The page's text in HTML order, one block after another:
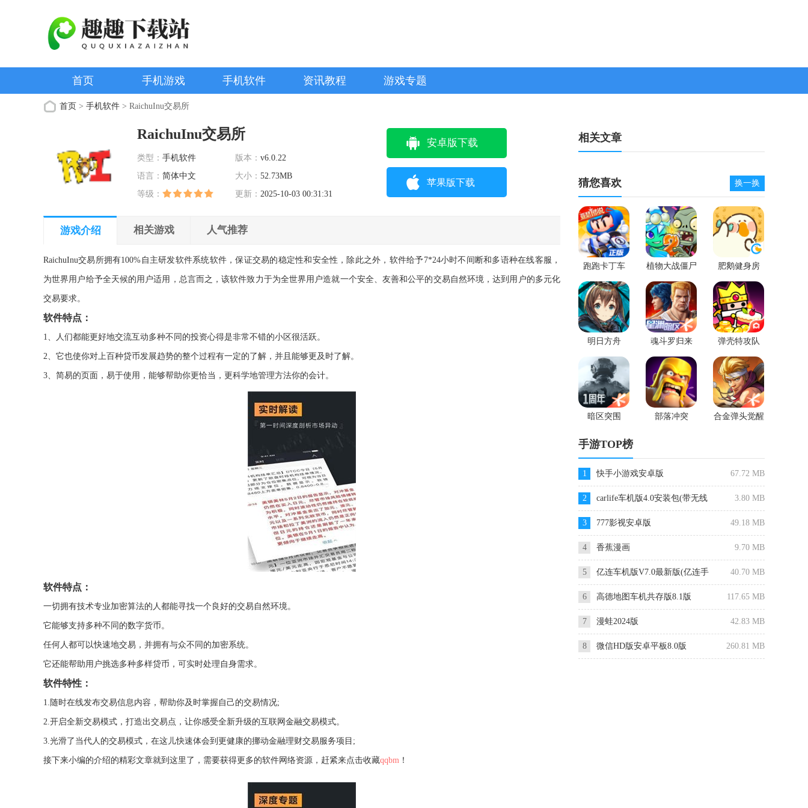
首页 手机游戏 手机软件 资讯教程 游戏专题
首页 > 手机软件 > RaichuInu交易所
RaichuInu交易所
类型： 手机软件 版本： v6.0.22
语言： 简体中文 大小： 52.73MB
等级：
更新： 2025-10-03 00:31:31
安卓版下载
苹果版下载
游戏介绍 相关游戏 人气推荐
RaichuInu交易所拥有100%自主研发软件系统软件，保证交易的稳定性和安全性，除此之外，软件给予7*24小时不间断和多语种在线客服，
为世界用户给予全天候的用户适用，总言而之，该软件致力于为全世界用户造就一个安全、友善和公平的交易自然环境，达到用户的多元化
交易要求。
软件特点：
1、人们都能更好地交流互动多种不同的投资心得是非常不错的小区很活跃。
2、它也使你对上百种贷币发展趋势的整个过程有一定的了解，并且能够更及时了解。
3、简易的页面，易于使用，能够帮助你更恰当，更科学地管理方法你的会计。
软件特点：
一切拥有技术专业加密算法的人都能寻找一个良好的交易自然环境。
它能够支持多种不同的数字货币。
任何人都可以快速地交易，并拥有与众不同的加密系统。
它还能帮助用户挑选多种多样贷币，可实时处理自身需求。
软件特性：
1.随时在线发布交易信息内容，帮助你及时掌握自己的交易情况;
2.开启全新交易模式，打造出交易点，让你感受全新升级的互联网金融交易模式。
3.光滑了当代人的交易模式，在这儿快速体会到更健康的挪动金融理财交易服务项目;
接下来小编的介绍的精彩文章就到这里了，需要获得更多的软件网络资源，赶紧来点击收藏qqbm ！
相关文章
猜您喜欢 换一换
跑跑卡丁车
植物大战僵尸
肥鹅健身房
明日方舟 魂斗罗归来 弹壳特攻队
暗区突围 部落冲突 合金弹头觉醒
手游TOP榜
67.72 MB
1 快手小游戏安卓版
3.80 MB
2
carlife车机版4.0安装包(带无线
WIFI)
49.18 MB
3 777影视安卓版
9.70 MB
4 香蕉漫画
40.70 MB
5
亿连车机版V7.0最新版(亿连手
机互联)
117.65 MB
6 高德地图车机共存版8.1版
42.83 MB
7 漫蛙2024版
260.81 MB
8 微信HD版安卓平板8.0版